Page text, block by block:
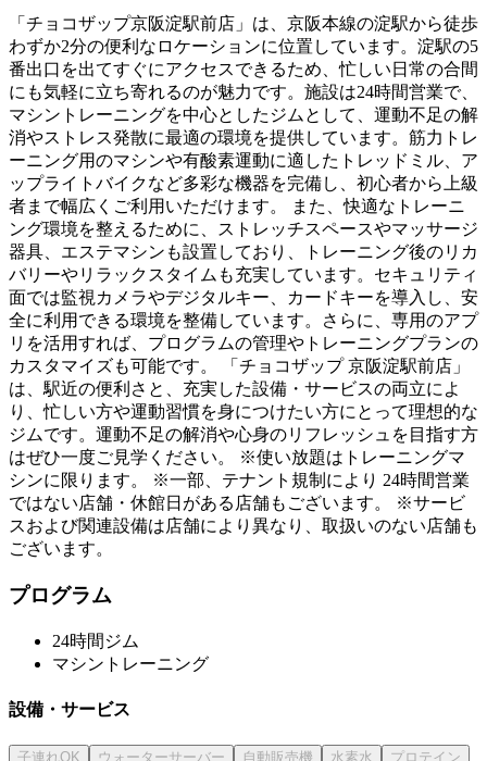
「チョコザップ京阪淀駅前店」は、京阪本線の淀駅から徒歩
わずか2分の便利なロケーションに位置しています。淀駅の5
番出口を出てすぐにアクセスできるため、忙しい日常の合間
にも気軽に立ち寄れるのが魅力です。施設は24時間営業で、
マシントレーニングを中心としたジムとして、運動不足の解
消やストレス発散に最適の環境を提供しています。筋力トレ
ーニング用のマシンや有酸素運動に適したトレッドミル、ア
ップライトバイクなど多彩な機器を完備し、初心者から上級
者まで幅広くご利用いただけます。 また、快適なトレーニ
ング環境を整えるために、ストレッチスペースやマッサージ
器具、エステマシンも設置しており、トレーニング後のリカ
バリーやリラックスタイムも充実しています。セキュリティ
面では監視カメラやデジタルキー、カードキーを導入し、安
全に利用できる環境を整備しています。さらに、専用のアプ
リを活用すれば、プログラムの管理やトレーニングプランの
カスタマイズも可能です。 「チョコザップ 京阪淀駅前店」
は、駅近の便利さと、充実した設備・サービスの両立によ
り、忙しい方や運動習慣を身につけたい方にとって理想的な
ジムです。運動不足の解消や心身のリフレッシュを目指す方
はぜひ一度ご見学ください。 ※使い放題はトレーニングマ
シンに限ります。 ※一部、テナント規制により 24時間営業
ではない店舗・休館日がある店舗もございます。 ※サービ
スおよび関連設備は店舗により異なり、取扱いのない店舗も
ございます。
プログラム
24時間ジム
マシントレーニング
設備・サービス